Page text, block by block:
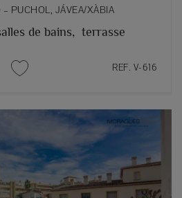
PUCHOL, JÁVEA/XÀBIA
de bains, terrasse
REF. V-616